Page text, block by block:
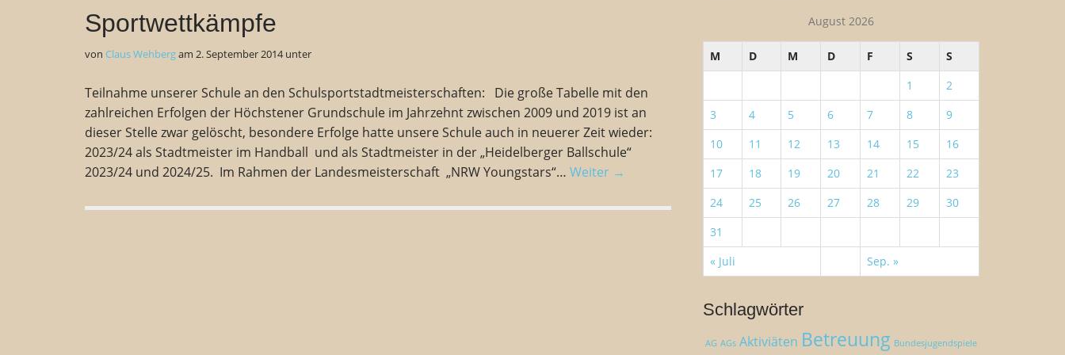
Sportwettkämpfe
von Claus Wehbergam 2. September 2014unter
Teilnahme unserer Schule an den Schulsportstadtmeisterschaften: Die große Tabelle mit den
zahlreichen Erfolgen der Höchstener Grundschule im Jahrzehnt zwischen 2009 und 2019 ist an
dieser Stelle zwar gelöscht, besondere Erfolge hatte unsere Schule auch in neuerer Zeit wieder:
2023/24 als Stadtmeister im Handball und als Stadtmeister in der „Heidelberger Ballschule“
2023/24 und 2024/25. Im Rahmen der Landesmeisterschaft „NRW Youngstars“… Weiter →
a
h
August 2026
M D M D F S
S
1
2
3
4 5 6 7 8
9
10
11 12 13 14 15
16
17
18 19 20 21 22
23
24
25 26 27 28 29
30
31
« Juli
Sep. »
Schlagwörter
AG AGs Aktiviäten Betreuung Bundesjugendspiele